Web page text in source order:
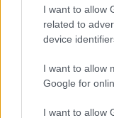
I want to allow
related to
device
I want to allow
Google for
I want to allow
A nyúl, a rolleres és
Magyarország
Baka András egy
beszélt – most
Drágább lett